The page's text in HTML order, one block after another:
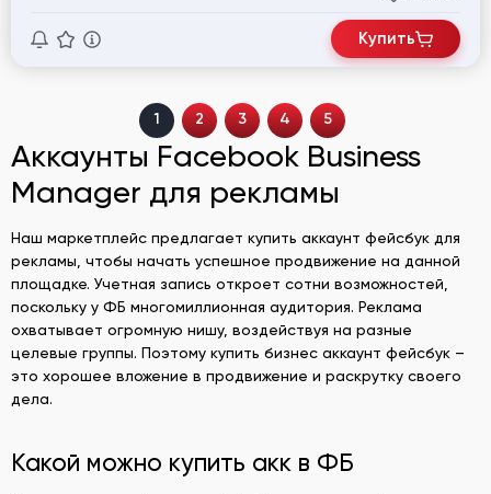
Купить
1 2 3 4 5
Аккаунты Facebook Business
Manager для рекламы
Наш маркетплейс предлагает купить аккаунт фейсбук для
рекламы, чтобы начать успешное продвижение на данной
площадке. Учетная запись откроет сотни возможностей,
поскольку у ФБ многомиллионная аудитория. Реклама
охватывает огромную нишу, воздействуя на разные
целевые группы. Поэтому купить бизнес аккаунт фейсбук –
это хорошее вложение в продвижение и раскрутку своего
дела.
Какой можно купить акк в ФБ